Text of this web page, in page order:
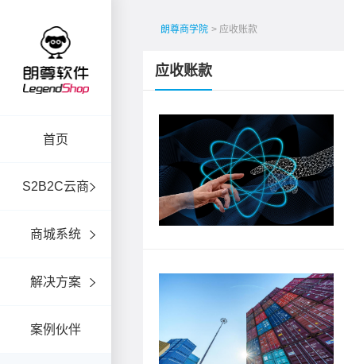
首页
S2B2C云商
商城系统
解决方案
案例伙伴
朗尊商学院 > 应收账款
应收账款
了应收账款管理的效
个领域，一些持续的